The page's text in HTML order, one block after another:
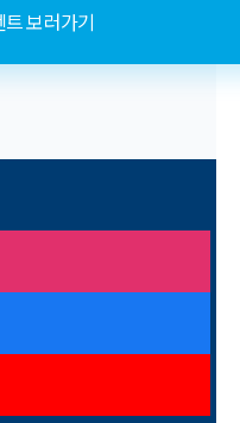
트 보러가기